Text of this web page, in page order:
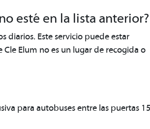
esté en la lista anterior?
diarios. Este servicio puede estar
Elum no es un lugar de recogida o
para autobuses entre las puertas